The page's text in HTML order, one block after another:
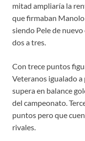
mitad ampliaría la
que firmaban
siendo Pele de
dos a tres.
Con trece puntos
Veteranos igualado
supera en balance
del campeonato.
puntos pero que
rivales.